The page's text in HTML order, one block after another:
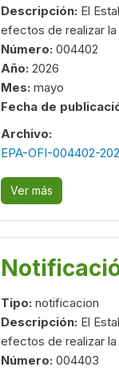
Descripción: El
efectos de realizar
Número: 004402
Año: 2026
Mes: mayo
Fecha de
Archivo:
EPA-OFI-004402-
Ver más
Tipo: notificacion
Descripción: El
efectos de realizar
Número: 004403